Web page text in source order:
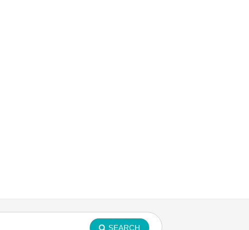
SEARCH